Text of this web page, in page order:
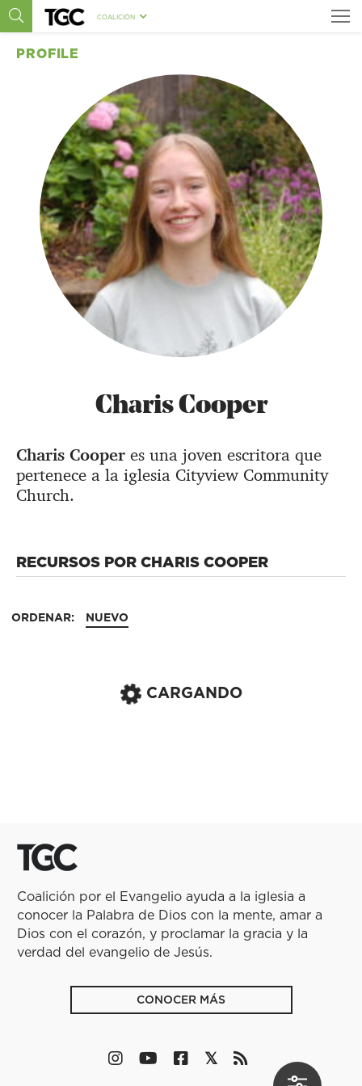
COALICIÓN
PROFILE
Charis Cooper
Charis Cooper es una joven escritora que
pertenece a la iglesia Cityview Community
Church.
RECURSOS POR CHARIS COOPER
ORDENAR: NUEVO
CARGANDO
Coalición por el Evangelio ayuda a la iglesia a
conocer la Palabra de Dios con la mente, amar a
Dios con el corazón, y proclamar la gracia y la
verdad del evangelio de Jesús.
CONOCER MÁS